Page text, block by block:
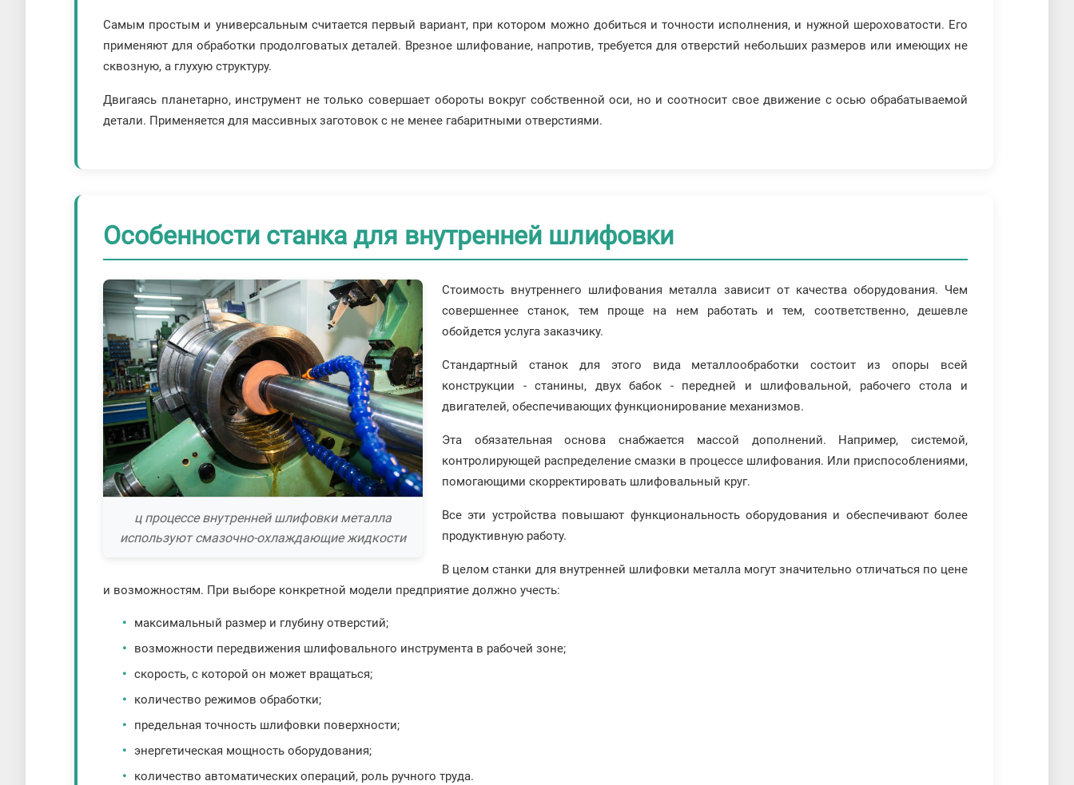
Самым простым и универсальным считается первый вариант, при котором можно добиться и точности исполнения, и нужной шероховатости. Его
применяют для обработки продолговатых деталей. Врезное шлифование, напротив, требуется для отверстий небольших размеров или имеющих не
сквозную, а глухую структуру.
Двигаясь планетарно, инструмент не только совершает обороты вокруг собственной оси, но и соотносит свое движение с осью обрабатываемой
детали. Применяется для массивных заготовок с не менее габаритными отверстиями.
Особенности станка для внутренней шлифовки
ц процессе внутренней шлифовки металла
используют смазочно-охлаждающие жидкости
Стоимость внутреннего шлифования металла зависит от качества оборудования. Чем
совершеннее станок, тем проще на нем работать и тем, соответственно, дешевле
обойдется услуга заказчику.
Стандартный станок для этого вида металлообработки состоит из опоры всей
конструкции - станины, двух бабок - передней и шлифовальной, рабочего стола и
двигателей, обеспечивающих функционирование механизмов.
Эта обязательная основа снабжается массой дополнений. Например, системой,
контролирующей распределение смазки в процессе шлифования. Или приспособлениями,
помогающими скорректировать шлифовальный круг.
Все эти устройства повышают функциональность оборудования и обеспечивают более
продуктивную работу.
В целом станки для внутренней шлифовки металла могут значительно отличаться по цене
и возможностям. При выборе конкретной модели предприятие должно учесть:
максимальный размер и глубину отверстий;
возможности передвижения шлифовального инструмента в рабочей зоне;
скорость, с которой он может вращаться;
количество режимов обработки;
предельная точность шлифовки поверхности;
энергетическая мощность оборудования;
количество автоматических операций, роль ручного труда.